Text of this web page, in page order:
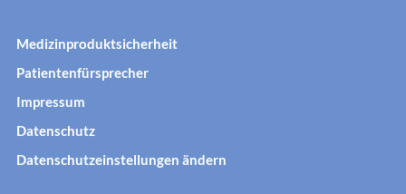
Medizinproduktsicherheit
Patientenfürsprecher
Impressum
Datenschutz
Datenschutzeinstellungen ändern